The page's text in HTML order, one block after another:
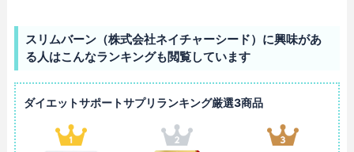
スリムバーン（株式会社ネイチャーシード）に興味があ
る人はこんなランキングも閲覧しています
ダイエットサポートサプリランキング厳選3商品